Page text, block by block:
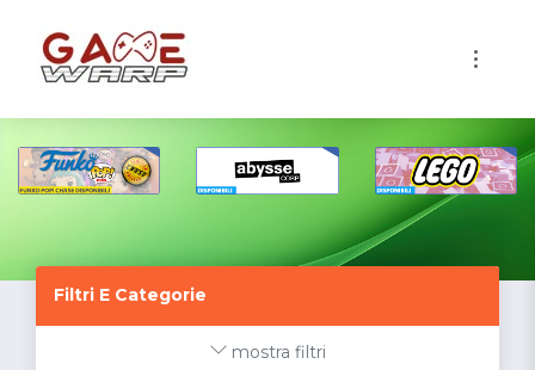
Filtri E Categorie
mostra filtri